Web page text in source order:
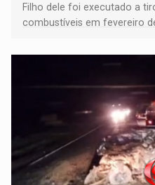
Filho dele foi executado a
combustíveis em fevereiro